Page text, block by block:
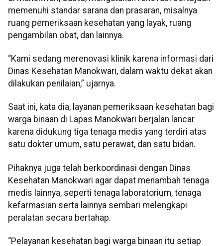
memenuhi standar sarana dan prasaran, misalnya
ruang pemeriksaan kesehatan yang layak, ruang
pengambilan obat, dan lainnya.
“Kami sedang merenovasi klinik karena informasi dari
Dinas Kesehatan Manokwari, dalam waktu dekat akan
dilakukan penilaian,” ujarnya.
Saat ini, kata dia, layanan pemeriksaan kesehatan bagi
warga binaan di Lapas Manokwari berjalan lancar
karena didukung tiga tenaga medis yang terdiri atas
satu dokter umum, satu perawat, dan satu bidan.
Pihaknya juga telah berkoordinasi dengan Dinas
Kesehatan Manokwari agar dapat menambah tenaga
medis lainnya, seperti tenaga laboratorium, tenaga
kefarmasian serta lainnya sembari melengkapi
peralatan secara bertahap.
“Pelayanan kesehatan bagi warga binaan itu setiap